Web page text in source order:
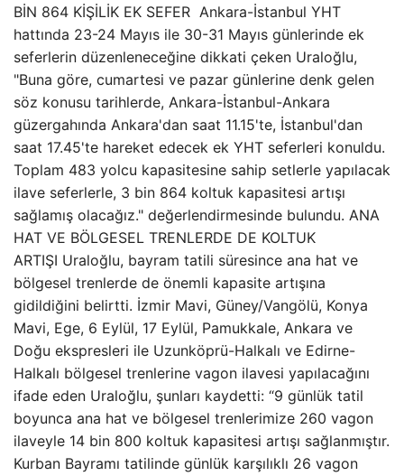
BİN 864 KİŞİLİK EK SEFER Ankara-İstanbul YHT
hattında 23-24 Mayıs ile 30-31 Mayıs günlerinde ek
seferlerin düzenleneceğine dikkati çeken Uraloğlu,
"Buna göre, cumartesi ve pazar günlerine denk gelen
söz konusu tarihlerde, Ankara-İstanbul-Ankara
güzergahında Ankara'dan saat 11.15'te, İstanbul'dan
saat 17.45'te hareket edecek ek YHT seferleri konuldu.
Toplam 483 yolcu kapasitesine sahip setlerle yapılacak
ilave seferlerle, 3 bin 864 koltuk kapasitesi artışı
sağlamış olacağız." değerlendirmesinde bulundu. ANA
HAT VE BÖLGESEL TRENLERDE DE KOLTUK
ARTIŞI Uraloğlu, bayram tatili süresince ana hat ve
bölgesel trenlerde de önemli kapasite artışına
gidildiğini belirtti. İzmir Mavi, Güney/Vangölü, Konya
Mavi, Ege, 6 Eylül, 17 Eylül, Pamukkale, Ankara ve
Doğu ekspresleri ile Uzunköprü-Halkalı ve Edirne-
Halkalı bölgesel trenlerine vagon ilavesi yapılacağını
ifade eden Uraloğlu, şunları kaydetti: “9 günlük tatil
boyunca ana hat ve bölgesel trenlerimize 260 vagon
ilaveyle 14 bin 800 koltuk kapasitesi artışı sağlanmıştır.
Kurban Bayramı tatilinde günlük karşılıklı 26 vagon